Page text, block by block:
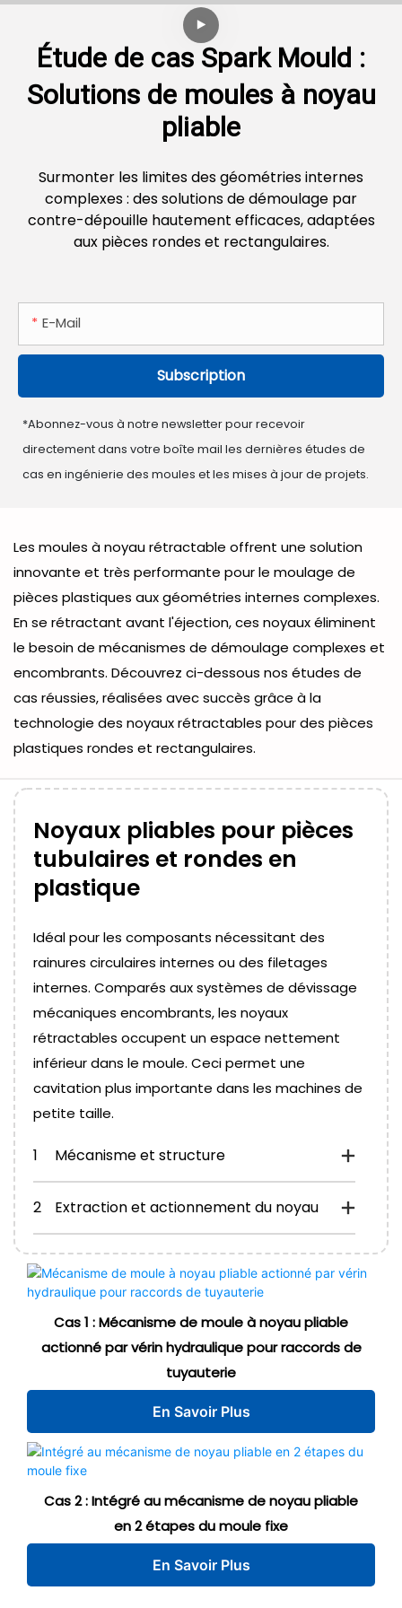
Étude de cas Spark Mould :
Solutions de moules à noyau
pliable
Surmonter les limites des géométries internes
complexes : des solutions de démoulage par
contre-dépouille hautement efficaces, adaptées
aux pièces rondes et rectangulaires.
E-Mail
Subscription
*Abonnez-vous à notre newsletter pour recevoir
directement dans votre boîte mail les dernières études de
cas en ingénierie des moules et les mises à jour de projets.
Les moules à noyau rétractable offrent une solution
innovante et très performante pour le moulage de
pièces plastiques aux géométries internes complexes.
En se rétractant avant l'éjection, ces noyaux éliminent
le besoin de mécanismes de démoulage complexes et
encombrants. Découvrez ci-dessous nos études de
cas réussies, réalisées avec succès grâce à la
technologie des noyaux rétractables pour des pièces
plastiques rondes et rectangulaires.
Noyaux pliables pour pièces
tubulaires et rondes en
plastique
Idéal pour les composants nécessitant des
rainures circulaires internes ou des filetages
internes. Comparés aux systèmes de dévissage
mécaniques encombrants, les noyaux
rétractables occupent un espace nettement
inférieur dans le moule. Ceci permet une
cavitation plus importante dans les machines de
petite taille.
1 Mécanisme et structure
2 Extraction et actionnement du noyau
Cas 1 : Mécanisme de moule à noyau pliable
actionné par vérin hydraulique pour raccords de
tuyauterie
En Savoir Plus
Cas 2 : Intégré au mécanisme de noyau pliable
en 2 étapes du moule fixe
En Savoir Plus